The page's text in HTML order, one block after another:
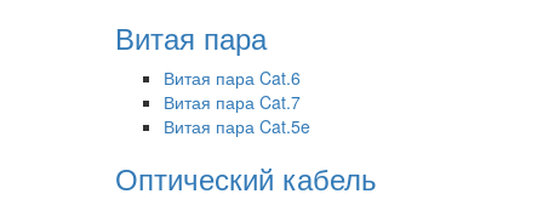
Витая пара
Витая пара Cat.6
Витая пара Cat.7
Витая пара Cat.5e
Оптический кабель